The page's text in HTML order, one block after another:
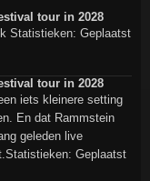
tour in 2028
Statistieken: Geplaatst
tour in 2028
iets kleinere setting
En dat Rammstein
geleden live
Geplaatst